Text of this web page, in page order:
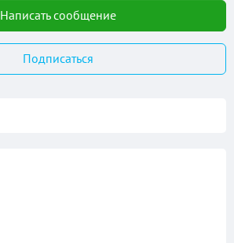
Написать сообщение
Подписаться